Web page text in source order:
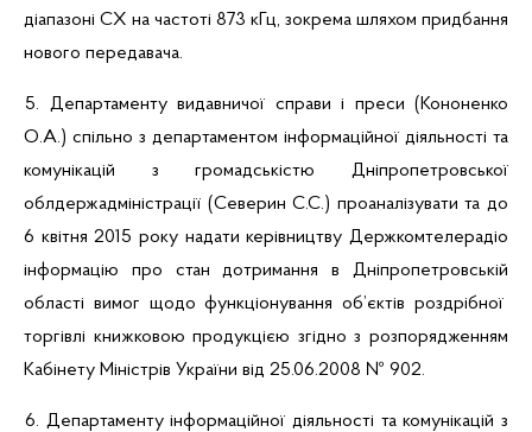
діапазоні СХ на частоті 873 кГц, зокрема шляхом придбання
нового передавача.
5. Департаменту видавничої справи і преси (Кононенко
О.А.) спільно з департаментом інформаційної діяльності та
комунікацій з громадськістю Дніпропетровської
облдержадміністрації (Северин С.С.) проаналізувати та до
6 квітня 2015 року надати керівництву Держкомтелерадіо
інформацію про стан дотримання в Дніпропетровській
області вимог щодо функціонування об’єктів роздрібної
торгівлі книжковою продукцією згідно з розпорядженням
Кабінету Міністрів України від 25.06.2008 № 902.
6. Департаменту інформаційної діяльності та комунікацій з